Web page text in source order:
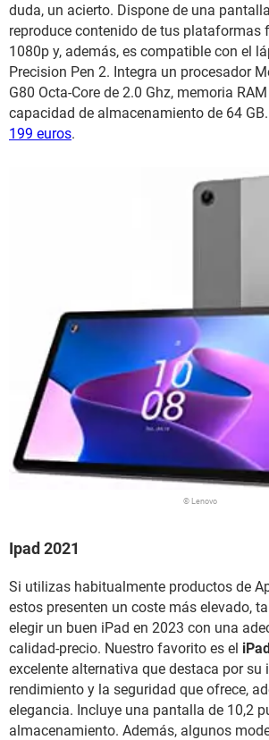
duda, un acierto. Dispone de una
reproduce contenido de tus plataformas
1080p y, además, es compatible con el
Precision Pen 2. Integra un procesador
G80 Octa-Core de 2.0 Ghz, memoria
capacidad de almacenamiento de 64
199 euros.
© Lenovo
Ipad 2021
Si utilizas habitualmente productos de
estos presenten un coste más elevado,
elegir un buen iPad en 2023 con una
calidad-precio. Nuestro favorito es el
excelente alternativa que destaca por su
rendimiento y la seguridad que ofrece,
elegancia. Incluye una pantalla de 10,2
almacenamiento. Además, algunos